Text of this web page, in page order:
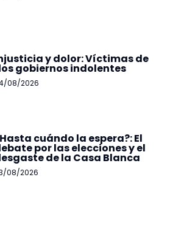
y dolor: Víctimas de
gobiernos indolentes
08/2026
cuándo la espera?: El
por las elecciones y el
de la Casa Blanca
08/2026